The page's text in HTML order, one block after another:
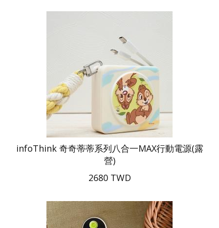
infoThink 奇奇蒂蒂系列八合一MAX行動電源(露
營)
2680 TWD